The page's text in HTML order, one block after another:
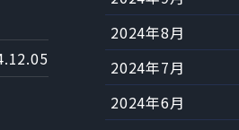
2024年8月
2024年7月
2024年6月